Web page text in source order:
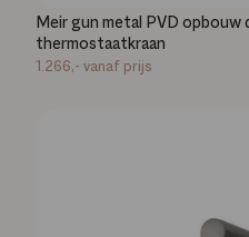
Meir gun metal PVD opbouw
thermostaatkraan
1.266,- vanaf prijs